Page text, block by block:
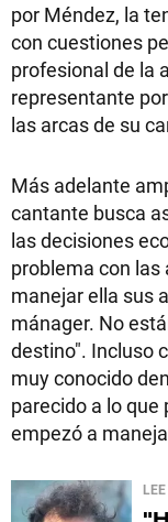
por Méndez, la
con cuestiones
profesional de la
representante
las arcas de su
Más adelante
cantante busca
las decisiones
problema con las
manejar ella sus
mánager. No
destino". Incluso
muy conocido
parecido a lo que
empezó a